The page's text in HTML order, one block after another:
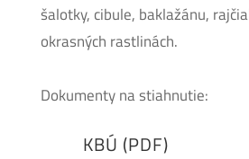
šalotky, cibule, baklažánu,
okrasných rastlinách.
Dokumenty na stiahnutie:
KBÚ (PDF)